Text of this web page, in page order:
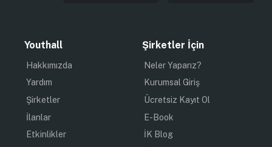
Youthall
Hakkımızda
Yardım
Şirketler
İlanlar
Etkinlikler
Şirketler İçin
Neler Yaparız?
Kurumsal Giriş
Ücretsiz Kayıt Ol
E-Book
İK Blog